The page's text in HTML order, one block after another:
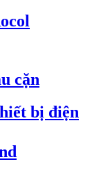
cặn
bị điện